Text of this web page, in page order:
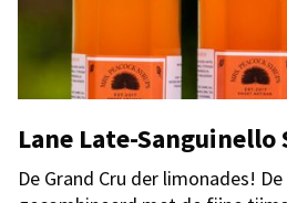
Lane Late-Sanguinello
De Grand Cru der limonades!